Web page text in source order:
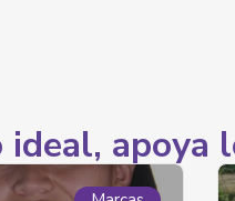
apoya